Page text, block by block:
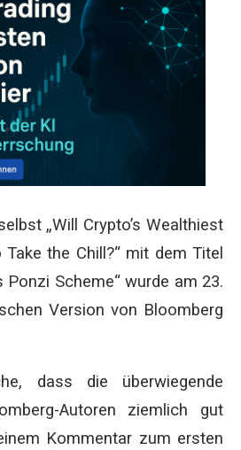
„Will Crypto’s Wealthiest
the Chill?“ mit dem Titel
Ponzi Scheme“ wurde am 23.
Version von Bloomberg
dass die überwiegende
Autoren ziemlich gut
Kommentar zum ersten